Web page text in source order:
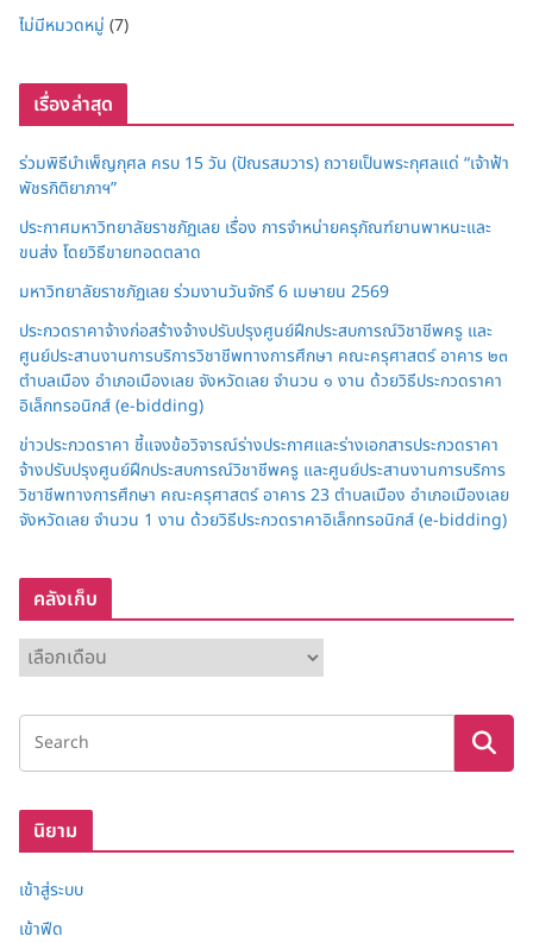
ไม่มีหมวดหมู่ (7)
เรื่องล่าสุด
ร่วมพิธีบำเพ็ญกุศล ครบ 15 วัน (ปัณรสมวาร) ถวายเป็นพระกุศลแด่ “เจ้าฟ้า
พัชรกิติยาภาฯ”
ประกาศมหาวิทยาลัยราชภัฏเลย เรื่อง การจำหน่ายครุภัณฑ์ยานพาหนะและ
ขนส่ง โดยวิธีขายทอดตลาด
มหาวิทยาลัยราชภัฏเลย ร่วมงานวันจักรี 6 เมษายน 2569
ประกวดราคาจ้างก่อสร้างจ้างปรับปรุงศูนย์ฝึกประสบการณ์วิชาชีพครู และ
ศูนย์ประสานงานการบริการวิชาชีพทางการศึกษา คณะครุศาสตร์ อาคาร ๒๓
ตำบลเมือง อำเภอเมืองเลย จังหวัดเลย จำนวน ๑ งาน ด้วยวิธีประกวดราคา
อิเล็กทรอนิกส์ (e-bidding)
ข่าวประกวดราคา ชี้แจงข้อวิจารณ์ร่างประกาศและร่างเอกสารประกวดราคา
จ้างปรับปรุงศูนย์ฝึกประสบการณ์วิชาชีพครู และศูนย์ประสานงานการบริการ
วิชาชีพทางการศึกษา คณะครุศาสตร์ อาคาร 23 ตำบลเมือง อำเภอเมืองเลย
จังหวัดเลย จำนวน 1 งาน ด้วยวิธีประกวดราคาอิเล็กทรอนิกส์ (e-bidding)
คลังเก็บ
ลั
ง
ก็
นิยาม
เข้าสู่ระบบ
เข้าฟีด